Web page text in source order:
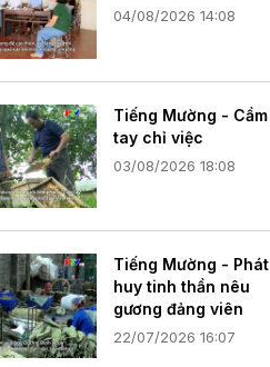
04/08/2026 14:08
Tiếng Mường - Cầm
tay chỉ việc
03/08/2026 18:08
Tiếng Mường - Phát
huy tinh thần nêu
gương đảng viên
22/07/2026 16:07